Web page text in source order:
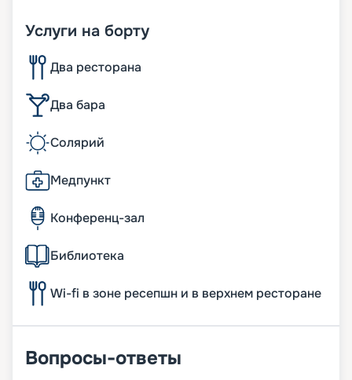
Услуги на борту
Два ресторана
Два бара
Солярий
Медпункт
Конференц-зал
Библиотека
Wi-fi в зоне ресепшн и в верхнем ресторане
Вопросы-ответы